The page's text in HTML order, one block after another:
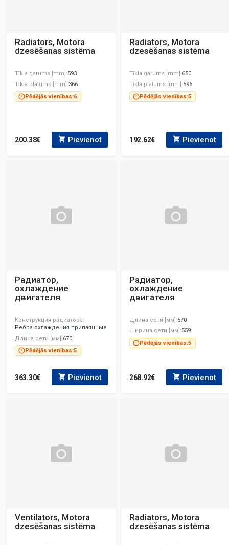
Radiators, Motora
dzesēšanas sistēma
Tīkla garums [mm] 593
Tīkla platums [mm] 366
Pēdējās vienības:6
200.38€ Pievienot
Radiators, Motora
dzesēšanas sistēma
Tīkla garums [mm] 650
Tīkla platums [mm] 596
Pēdējās vienības:5
192.62€ Pievienot
Радиатор,
охлаждение
двигателя
Конструкция радиатора
Ребра охлаждения припаянные
Длина сети [мм] 670
Pēdējās vienības:5
363.30€ Pievienot
Радиатор,
охлаждение
двигателя
Длина сети [мм] 570
Ширина сети [мм] 559
Pēdējās vienības:5
268.92€ Pievienot
Ventilators, Motora
dzesēšanas sistēma
Radiators, Motora
dzesēšanas sistēma